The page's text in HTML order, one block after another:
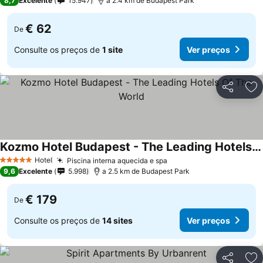
De € 62
Consulte os preços de 1 site Ver preços
Partilhar
5 Estrelas Hotel Piscina interna aquecida e spa
Kozmo Hotel Budapest - The Leading Hotels Of The World
Ver preços
9,6 Excelente 5.998 a 2.5 km de Budapest Park
De € 179
Consulte os preços de 14 sites Ver preços